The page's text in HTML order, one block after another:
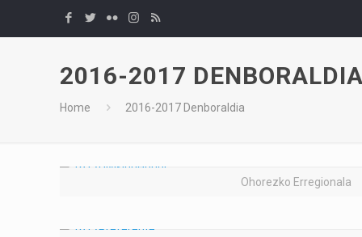
2016-2017
Home 2016-2017 Denboraldia
Ohorezko Erregionala